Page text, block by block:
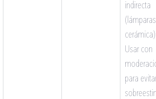
indirecta
(lámparas
cerámica).
Usar con
para